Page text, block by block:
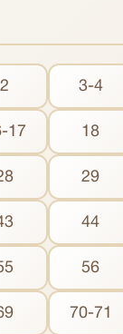
2 3-4
17 18
29
44
56
70-71